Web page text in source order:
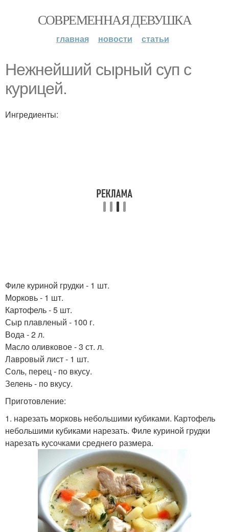
СОВРЕМЕННАЯ ДЕВУШКА
главная новости статьи
Нежнейший сырный суп с
курицей.
Ингредиенты:
Филе куриной грудки - 1 шт.
Морковь - 1 шт.
Картофель - 5 шт.
Сыр плавленый - 100 г.
Вода - 2 л.
Масло оливковое - 3 ст. л.
Лавровый лист - 1 шт.
Соль, перец - по вкусу.
Зелень - по вкусу.
Приготовление:
1. нарезать морковь небольшими кубиками. Картофель
небольшими кубиками нарезать. Филе куриной грудки
нарезать кусочками среднего размера.